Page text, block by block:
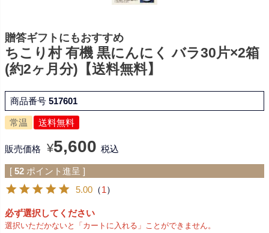
贈答ギフトにもおすすめ
ちこり村 有機 黒にんにく バラ30片×2箱
(約2ヶ月分)【送料無料】
商品番号 517601
常温 送料無料
販売価格 ¥5,600 税込
[ 52 ポイント進呈 ]
5.00 （1）
必ず選択してください
選択いただかないと「カートに入れる」ことができません。